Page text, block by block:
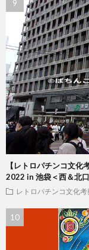
【レトロパチンコ文
2022 in 池袋＜西＆北
レトロパチンコ文化考